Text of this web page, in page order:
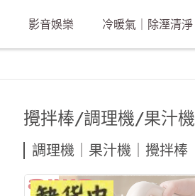
影音娛樂 冷暖氣｜除溼清淨
攪拌棒/調理機/果汁機
調理機｜果汁機｜攪拌棒